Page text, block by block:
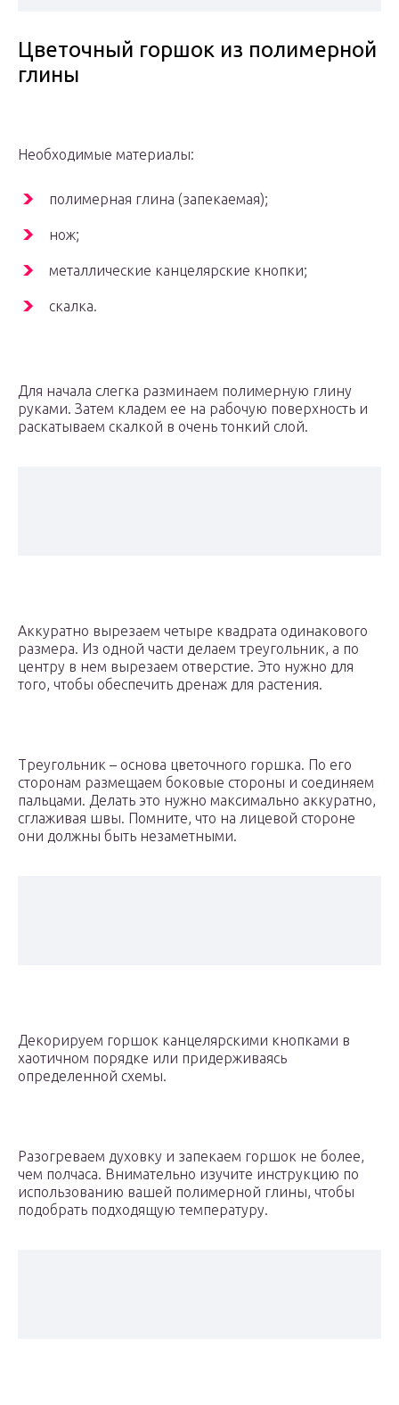
Цветочный горшок из полимерной
глины
Необходимые материалы:
полимерная глина (запекаемая);
нож;
металлические канцелярские кнопки;
скалка.
Для начала слегка разминаем полимерную глину
руками. Затем кладем ее на рабочую поверхность и
раскатываем скалкой в очень тонкий слой.
Аккуратно вырезаем четыре квадрата одинакового
размера. Из одной части делаем треугольник, а по
центру в нем вырезаем отверстие. Это нужно для
того, чтобы обеспечить дренаж для растения.
Треугольник – основа цветочного горшка. По его
сторонам размещаем боковые стороны и соединяем
пальцами. Делать это нужно максимально аккуратно,
сглаживая швы. Помните, что на лицевой стороне
они должны быть незаметными.
Декорируем горшок канцелярскими кнопками в
хаотичном порядке или придерживаясь
определенной схемы.
Разогреваем духовку и запекаем горшок не более,
чем полчаса. Внимательно изучите инструкцию по
использованию вашей полимерной глины, чтобы
подобрать подходящую температуру.